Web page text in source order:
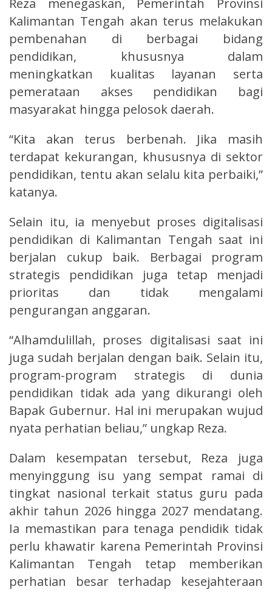
Kalimantan Tengah akan terus melakukan
pembenahan di berbagai bidang
pendidikan, khususnya dalam
meningkatkan kualitas layanan serta
pemerataan akses pendidikan bagi
masyarakat hingga pelosok daerah.
“Kita akan terus berbenah. Jika masih
terdapat kekurangan, khususnya di sektor
pendidikan, tentu akan selalu kita perbaiki,”
katanya.
Selain itu, ia menyebut proses digitalisasi
pendidikan di Kalimantan Tengah saat ini
berjalan cukup baik. Berbagai program
strategis pendidikan juga tetap menjadi
prioritas dan tidak mengalami
pengurangan anggaran.
“Alhamdulillah, proses digitalisasi saat ini
juga sudah berjalan dengan baik. Selain itu,
program-program strategis di dunia
pendidikan tidak ada yang dikurangi oleh
Bapak Gubernur. Hal ini merupakan wujud
nyata perhatian beliau,” ungkap Reza.
Dalam kesempatan tersebut, Reza juga
menyinggung isu yang sempat ramai di
tingkat nasional terkait status guru pada
akhir tahun 2026 hingga 2027 mendatang.
Ia memastikan para tenaga pendidik tidak
perlu khawatir karena Pemerintah Provinsi
Kalimantan Tengah tetap memberikan
perhatian besar terhadap kesejahteraan